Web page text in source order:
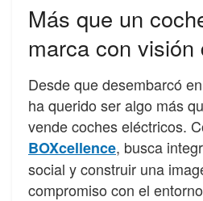
Más que un
marca con visión
Desde que desembarcó
ha querido ser algo más
vende coches eléctricos.
BOXcellence, busca
social y construir una
compromiso con el